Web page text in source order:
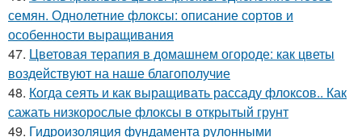
семян. Однолетние флоксы: описание сортов и
особенности выращивания
47. Цветовая терапия в домашнем огороде: как цветы
воздействуют на наше благополучие
48. Когда сеять и как выращивать рассаду флоксов.. Как
сажать низкорослые флоксы в открытый грунт
49. Гидроизоляция фундамента рулонными